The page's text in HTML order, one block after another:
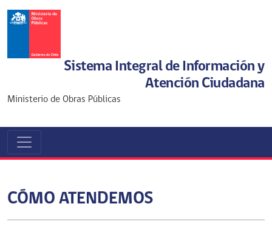
Sistema Integral de Información y
Atención Ciudadana
Ministerio de Obras Públicas
CÓMO ATENDEMOS